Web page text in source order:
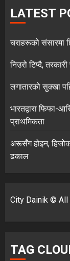
LATEST
चराहरूको संसारमा
निउरो टिप्दै,
लगातारको सुक्खा
भारतद्वारा फिफा-
प्राथमिकता
अरूसँग होइन,
ढकाल
City Dainik ©
TAG